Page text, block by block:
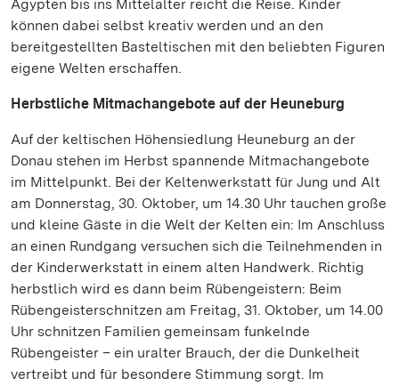
Ägypten bis ins Mittelalter reicht die Reise. Kinder
können dabei selbst kreativ werden und an den
bereitgestellten Basteltischen mit den beliebten Figuren
eigene Welten erschaffen.
Herbstliche Mitmachangebote auf der Heuneburg
Auf der keltischen Höhensiedlung Heuneburg an der
Donau stehen im Herbst spannende Mitmachangebote
im Mittelpunkt. Bei der Keltenwerkstatt für Jung und Alt
am Donnerstag, 30. Oktober, um 14.30 Uhr tauchen große
und kleine Gäste in die Welt der Kelten ein: Im Anschluss
an einen Rundgang versuchen sich die Teilnehmenden in
der Kinderwerkstatt in einem alten Handwerk. Richtig
herbstlich wird es dann beim Rübengeistern: Beim
Rübengeisterschnitzen am Freitag, 31. Oktober, um 14.00
Uhr schnitzen Familien gemeinsam funkelnde
Rübengeister – ein uralter Brauch, der die Dunkelheit
vertreibt und für besondere Stimmung sorgt. Im